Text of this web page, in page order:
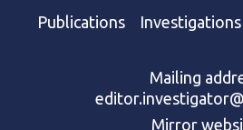
Publications Investigations
Mailing
Mirror